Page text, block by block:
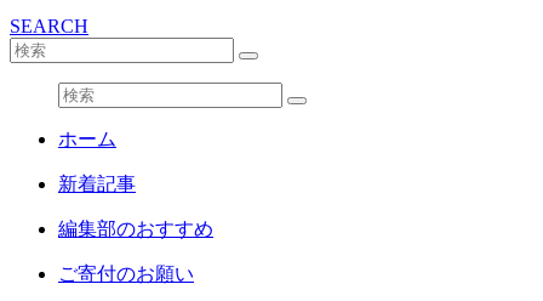
SEARCH
ホーム
新着記事
編集部のおすすめ
ご寄付のお願い